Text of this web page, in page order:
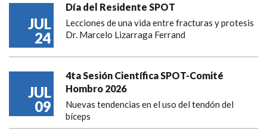
JUL
24
Día del Residente SPOT
Lecciones de una vida entre fracturas y protesis
Dr. Marcelo Lizarraga Ferrand
JUL
09
4ta Sesión Científica SPOT-Comité
Hombro 2026
Nuevas tendencias en el uso del tendón del
bíceps